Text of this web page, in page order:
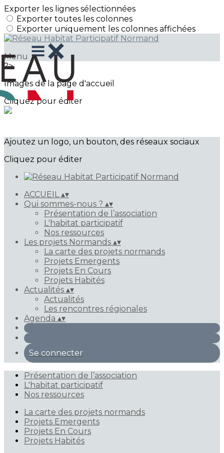
Exporter les lignes sélectionnées
Exporter toutes les colonnes
Exporter uniquement les colonnes affichées
Menu
?>
Images de la page d'accueil
Cliquez pour éditer
Ajoutez un logo, un bouton, des réseaux sociaux
Cliquez pour éditer
ACCUEIL▴▾
Qui sommes-nous ? ▴▾
Présentation de l’association
L'habitat participatif
Nos ressources
Les projets Normands ▴▾
La carte des projets normands
Projets Emergents
Projets En Cours
Projets Habités
Actualités ▴▾
Actualités
Les rencontres régionales
Agenda ▴▾
Se connecter
Présentation de l’association
L'habitat participatif
Nos ressources
La carte des projets normands
Projets Emergents
Projets En Cours
Projets Habités